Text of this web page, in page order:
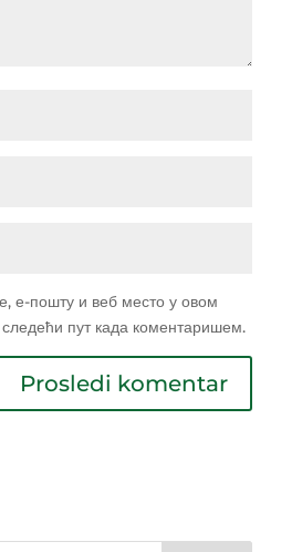
е-пошту и веб место у овом
пут када коментаришем.